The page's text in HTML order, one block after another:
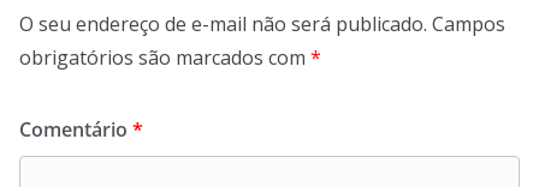
O seu endereço de e-mail não será publicado. Campos
obrigatórios são marcados com *
Comentário *